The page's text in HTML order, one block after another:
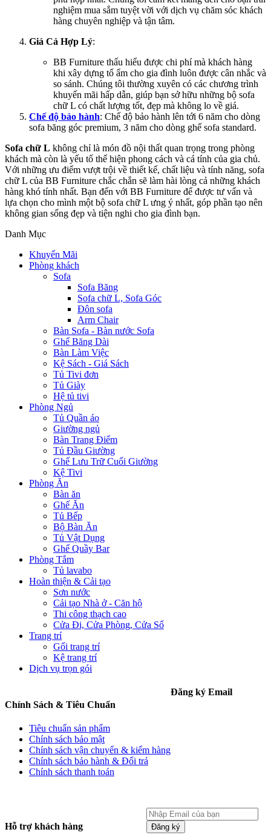
nghiệm mua sắm tuyệt vời với dịch vụ chăm sóc khách
hàng chuyên nghiệp và tận tâm.
Giá Cả Hợp Lý:
BB Furniture thấu hiểu được chi phí mà khách hàng
khi xây dựng tổ ẩm cho gia đình luôn được cân nhắc và
so sánh. Chúng tôi thường xuyên có các chương trình
khuyến mãi hấp dẫn, giúp bạn sở hữu những bộ sofa
chữ L có chất lượng tốt, đẹp mà không lo về giá.
Chế độ bảo hành: Chế độ bảo hành lên tới 6 năm cho dòng
sofa băng góc premium, 3 năm cho dòng ghế sofa standard.
Sofa chữ L không chỉ là món đồ nội thất quan trọng trong phòng
khách mà còn là yếu tố thể hiện phong cách và cá tính của gia chủ.
Với những ưu điểm vượt trội về thiết kế, chất liệu và tính năng, sofa
chữ L của BB Furniture chắc chắn sẽ làm hài lòng cả những khách
hàng khó tính nhất. Bạn đến với BB Furniture để được tư vấn và
lựa chọn cho mình một bộ sofa chữ L ưng ý nhất, góp phần tạo nên
không gian sống đẹp và tiện nghi cho gia đình bạn.
Danh Mục
Khuyến Mãi
Phòng khách
Sofa
Sofa Băng
Sofa chữ L, Sofa Góc
Đôn sofa
Arm Chair
Bàn Sofa - Bàn nước Sofa
Ghế Băng Dài
Bàn Làm Việc
Kệ Sách - Giá Sách
Tủ Tivi đơn
Tủ Giày
Hệ tủ tivi
Phòng Ngủ
Tủ Quần áo
Giường ngủ
Bàn Trang Điểm
Tủ Đầu Giường
Ghế Lưu Trữ Cuối Giường
Kệ Tivi
Phòng Ăn
Bàn ăn
Ghế Ăn
Tủ Bếp
Bộ Bàn Ăn
Tủ Vật Dụng
Ghế Quầy Bar
Phòng Tắm
Tủ lavabo
Hoàn thiện & Cải tạo
Sơn nước
Cải tạo Nhà ở - Căn hộ
Thi công thạch cao
Cửa Đi, Cửa Phòng, Cửa Sổ
Trang trí
Gối trang trí
Kệ trang trí
Dịch vụ trọn gói
Chính Sách & Tiêu Chuẩn
Tiêu chuẩn sản phẩm
Chính sách bảo mật
Chính sách vận chuyển & kiểm hàng
Chính sách bảo hành & Đổi trả
Chính sách thanh toán
Hỗ trợ khách hàng
Đăng ký Email
Đăng ký